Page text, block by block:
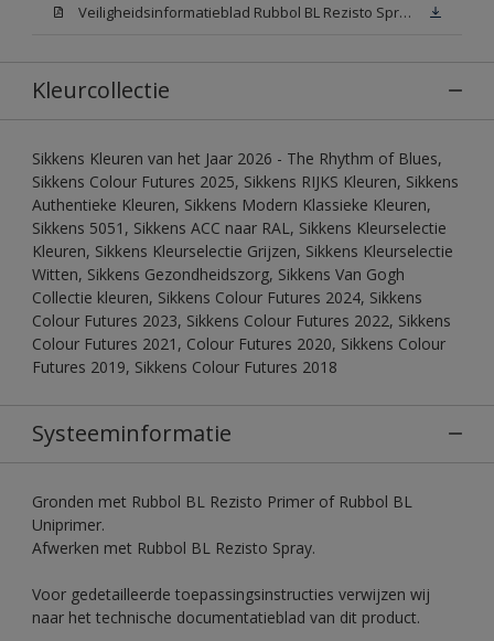
Veiligheidsinformatieblad Rubbol BL Rezisto Spray N00 (MSDS)
Kleurcollectie
Sikkens Kleuren van het Jaar 2026 - The Rhythm of Blues,
Sikkens Colour Futures 2025, Sikkens RIJKS Kleuren, Sikkens
Authentieke Kleuren, Sikkens Modern Klassieke Kleuren,
Sikkens 5051, Sikkens ACC naar RAL, Sikkens Kleurselectie
Kleuren, Sikkens Kleurselectie Grijzen, Sikkens Kleurselectie
Witten, Sikkens Gezondheidszorg, Sikkens Van Gogh
Collectie kleuren, Sikkens Colour Futures 2024, Sikkens
Colour Futures 2023, Sikkens Colour Futures 2022, Sikkens
Colour Futures 2021, Colour Futures 2020, Sikkens Colour
Futures 2019, Sikkens Colour Futures 2018
Systeeminformatie
Gronden met Rubbol BL Rezisto Primer of Rubbol BL
Uniprimer.
Afwerken met Rubbol BL Rezisto Spray.
Voor gedetailleerde toepassingsinstructies verwijzen wij
naar het technische documentatieblad van dit product.